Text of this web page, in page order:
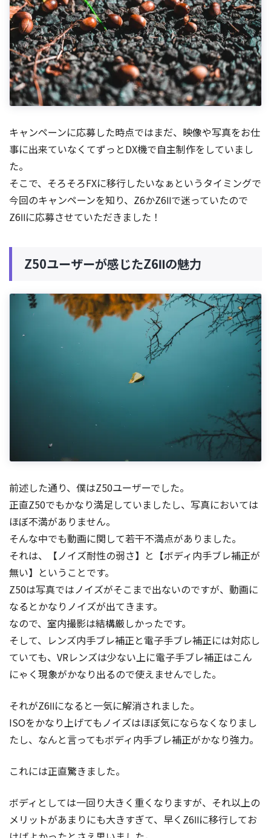
キャンペーンに応募した時点ではまだ、映像や写真をお仕
事に出来ていなくてずっとDX機で自主制作をしていまし
た。
そこで、そろそろFXに移行したいなぁというタイミングで
今回のキャンペーンを知り、Z6かZ6Ⅱで迷っていたので
Z6Ⅱに応募させていただきました！
Z50ユーザーが感じたZ6Ⅱの魅力
前述した通り、僕はZ50ユーザーでした。
正直Z50でもかなり満足していましたし、写真においては
ほぼ不満がありません。
そんな中でも動画に関して若干不満点がありました。
それは、【ノイズ耐性の弱さ】と【ボディ内手ブレ補正が
無い】ということです。
Z50は写真ではノイズがそこまで出ないのですが、動画に
なるとかなりノイズが出てきます。
なので、室内撮影は結構厳しかったです。
そして、レンズ内手ブレ補正と電子手ブレ補正には対応し
ていても、VRレンズは少ない上に電子手ブレ補正はこん
にゃく現象がかなり出るので使えませんでした。
それがZ6Ⅱになると一気に解消されました。
ISOをかなり上げてもノイズはほぼ気にならなくなりまし
たし、なんと言ってもボディ内手ブレ補正がかなり強力。
これには正直驚きました。
ボディとしては一回り大きく重くなりますが、それ以上の
メリットがあまりにも大きすぎて、早くZ6Ⅱに移行してお